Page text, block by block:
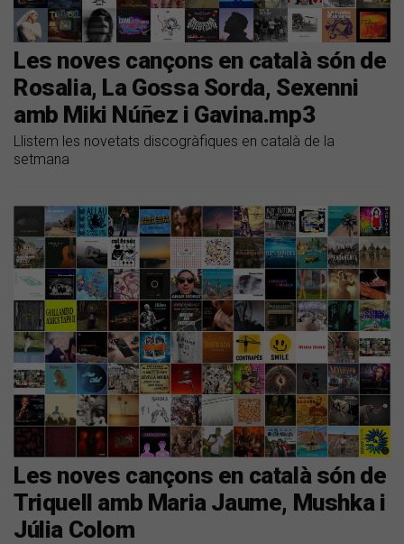
Les noves cançons en català són de
Rosalia, La Gossa Sorda, Sexenni
amb Miki Núñez i Gavina.mp3
Llistem les novetats discogràfiques en català de la
setmana
Les noves cançons en català són de
Triquell amb Maria Jaume, Mushka i
Júlia Colom